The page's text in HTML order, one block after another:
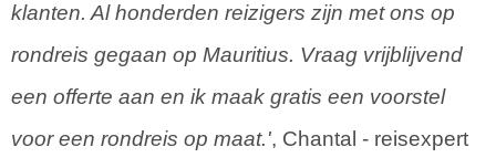
klanten. Al honderden reizigers zijn met ons op
rondreis gegaan op Mauritius. Vraag vrijblijvend
een offerte aan en ik maak gratis een voorstel
voor een rondreis op maat.', Chantal - reisexpert